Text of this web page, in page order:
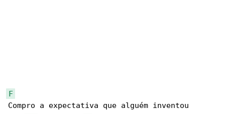
F
Compro a expectativa que alguém inventou